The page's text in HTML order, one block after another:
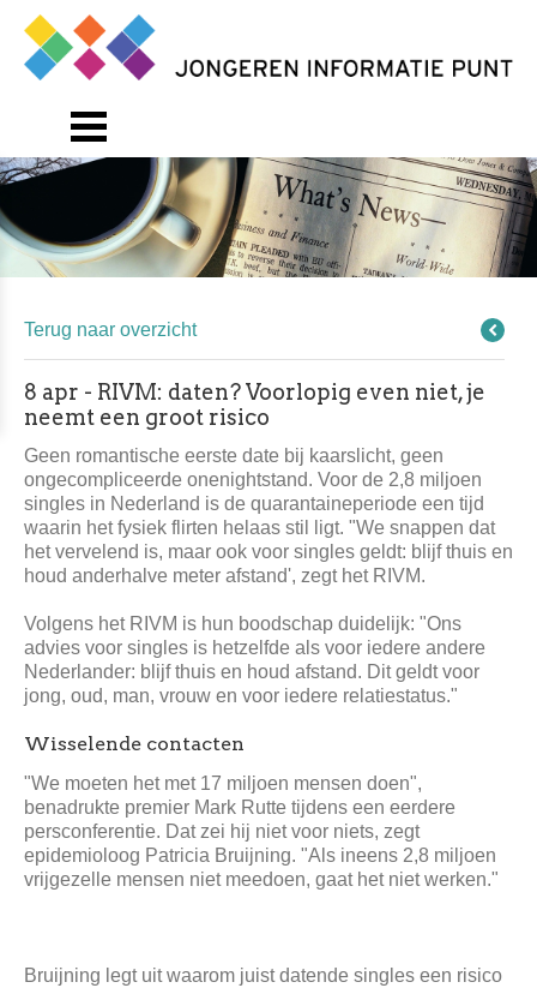
Terug naar overzicht
8 apr - RIVM: daten? Voorlopig even niet, je
neemt een groot risico
Geen romantische eerste date bij kaarslicht, geen
ongecompliceerde onenightstand. Voor de 2,8 miljoen
singles in Nederland is de quarantaineperiode een tijd
waarin het fysiek flirten helaas stil ligt. "We snappen dat
het vervelend is, maar ook voor singles geldt: blijf thuis en
houd anderhalve meter afstand', zegt het RIVM.
Volgens het RIVM is hun boodschap duidelijk: "Ons
advies voor singles is hetzelfde als voor iedere andere
Nederlander: blijf thuis en houd afstand. Dit geldt voor
jong, oud, man, vrouw en voor iedere relatiestatus."
Wisselende contacten
"We moeten het met 17 miljoen mensen doen",
benadrukte premier Mark Rutte tijdens een eerdere
persconferentie. Dat zei hij niet voor niets, zegt
epidemioloog Patricia Bruijning. "Als ineens 2,8 miljoen
vrijgezelle mensen niet meedoen, gaat het niet werken."
Bruijning legt uit waarom juist datende singles een risico